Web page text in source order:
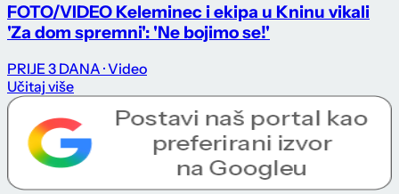
FOTO/VIDEO Keleminec i ekipa u Kninu vikali
'Za dom spremni': 'Ne bojimo se!'
PRIJE 3 DANA · Video
Učitaj više